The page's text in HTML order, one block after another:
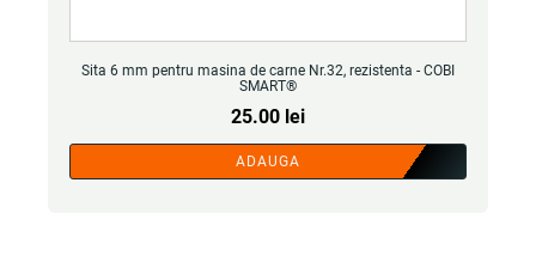
Sita 6 mm pentru masina de carne Nr.32, rezistenta - COBI
SMART®
25.00 lei
ADAUGA